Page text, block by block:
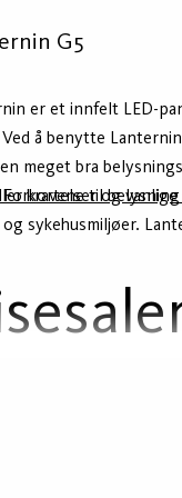
G5
er et innfelt LED-
å benytte Lanternin
meget bra
kravene til
sykehusmiljøer.
ekstern driver med
Phase-Cut eller DALI.
optikken
Forkortelser og vanlige